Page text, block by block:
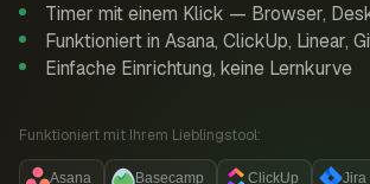
Timer mit einem Klick — Browser,
Funktioniert in Asana, ClickUp, Linear,
Einfache Einrichtung, keine Lernkurve
Funktioniert mit Ihrem Lieblingstool:
Asana Basecamp ClickUp Jira